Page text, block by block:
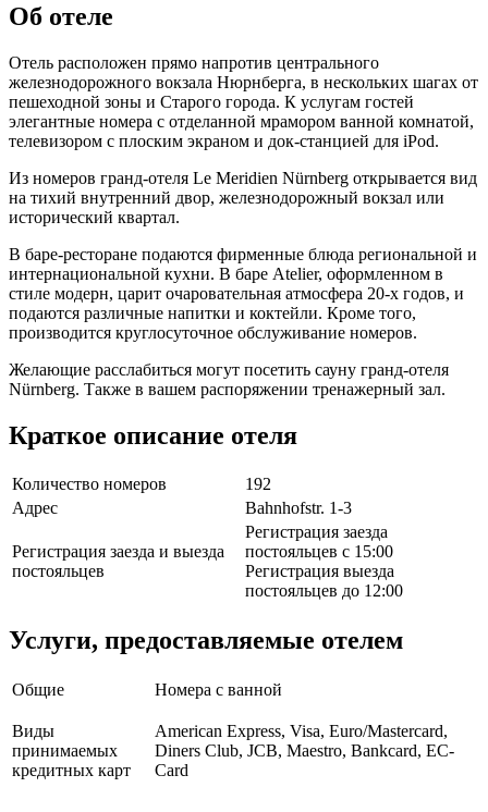
Об отеле
Отель расположен прямо напротив центрального
железнодорожного вокзала Нюрнберга, в нескольких шагах от
пешеходной зоны и Старого города. К услугам гостей
элегантные номера с отделанной мрамором ванной комнатой,
телевизором с плоским экраном и док-станцией для iPod.
Из номеров гранд-отеля Le Meridien Nürnberg открывается вид
на тихий внутренний двор, железнодорожный вокзал или
исторический квартал.
В баре-ресторане подаются фирменные блюда региональной и
интернациональной кухни. В баре Atelier, оформленном в
стиле модерн, царит очаровательная атмосфера 20-х годов, и
подаются различные напитки и коктейли. Кроме того,
производится круглосуточное обслуживание номеров.
Желающие расслабиться могут посетить сауну гранд-отеля
Nürnberg. Также в вашем распоряжении тренажерный зал.
Краткое описание отеля
Количество номеров
192
Адрес
Bahnhofstr. 1-3
Регистрация заезда и выезда
постояльцев
Регистрация заезда
постояльцев с 15:00
Регистрация выезда
постояльцев до 12:00
Услуги, предоставляемые отелем
Общие Номера с ванной
Виды
принимаемых
кредитных карт
American Express, Visa, Euro/Mastercard,
Diners Club, JCB, Maestro, Bankcard, EC-
Card